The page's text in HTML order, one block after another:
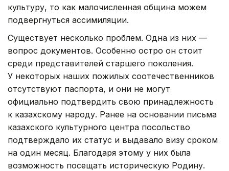
культуру, то как малочисленная община можем
подвергнуться ассимиляции.
Существует несколько проблем. Одна из них —
вопрос документов. Особенно остро он стоит
среди представителей старшего поколения.
У некоторых наших пожилых соотечественников
отсутствуют паспорта, и они не могут
официально подтвердить свою принадлежность
к казахскому народу. Ранее на основании письма
казахского культурного центра посольство
подтверждало их статус и выдавало визу сроком
на один месяц. Благодаря этому у них была
возможность посещать историческую Родину.